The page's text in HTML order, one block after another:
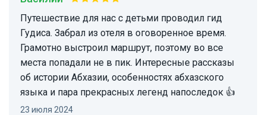
Путешествие для нас с детьми проводил гид
Гудиса. Забрал из отеля в оговоренное время.
Грамотно выстроил маршрут, поэтому во все
места попадали не в пик. Интересные рассказы
об истории Абхазии, особенностях абхазского
языка и пара прекрасных легенд напоследок 👍
23 июля 2024